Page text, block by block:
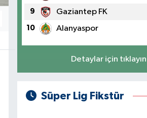
9 Gaziantep FK
10 Alanyaspor
Detaylar için tıklayın
Süper Lig Fikstür